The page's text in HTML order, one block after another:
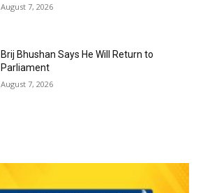
August 7, 2026
Brij Bhushan Says He Will Return to
Parliament
August 7, 2026